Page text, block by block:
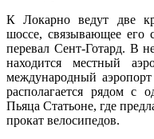
К Локарно ведут две
шоссе, связывающее его
перевал Сент-Готард. В
находится местный
международный
располагается рядом с
Пьяца Статьоне, где
прокат велосипедов.